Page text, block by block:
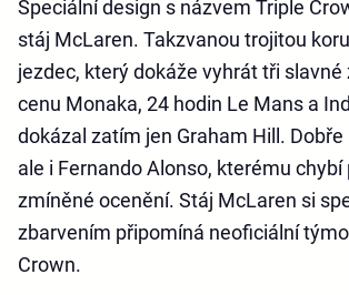
Speciální design s názvem Triple
stáj McLaren. Takzvanou trojitou
jezdec, který dokáže vyhrát tři slavné
cenu Monaka, 24 hodin Le Mans a
dokázal zatím jen Graham Hill.
ale i Fernando Alonso, kterému
zmíněné ocenění. Stáj McLaren si
zbarvením připomíná neoficiální
Crown.